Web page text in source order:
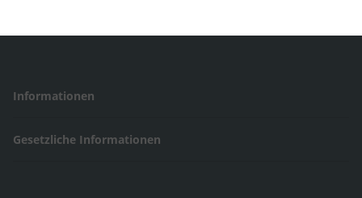
Informationen
Gesetzliche Informationen